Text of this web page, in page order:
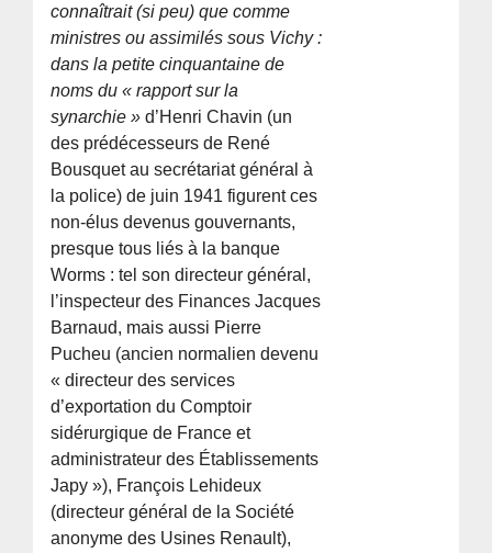
connaîtrait (si peu) que comme
ministres ou assimilés sous Vichy :
dans la petite cinquantaine de
noms du « rapport sur la
synarchie » d’Henri Chavin (un
des prédécesseurs de René
Bousquet au secrétariat général à
la police) de juin 1941 figurent ces
non-élus devenus gouvernants,
presque tous liés à la banque
Worms : tel son directeur général,
l’inspecteur des Finances Jacques
Barnaud, mais aussi Pierre
Pucheu (ancien normalien devenu
« directeur des services
d’exportation du Comptoir
sidérurgique de France et
administrateur des Établissements
Japy »), François Lehideux
(directeur général de la Société
anonyme des Usines Renault),